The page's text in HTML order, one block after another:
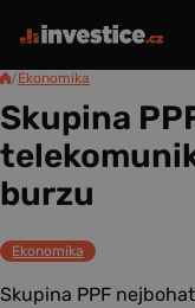
/Ekonomika
Skupina
burzu
Ekonomika
Skupina PPF